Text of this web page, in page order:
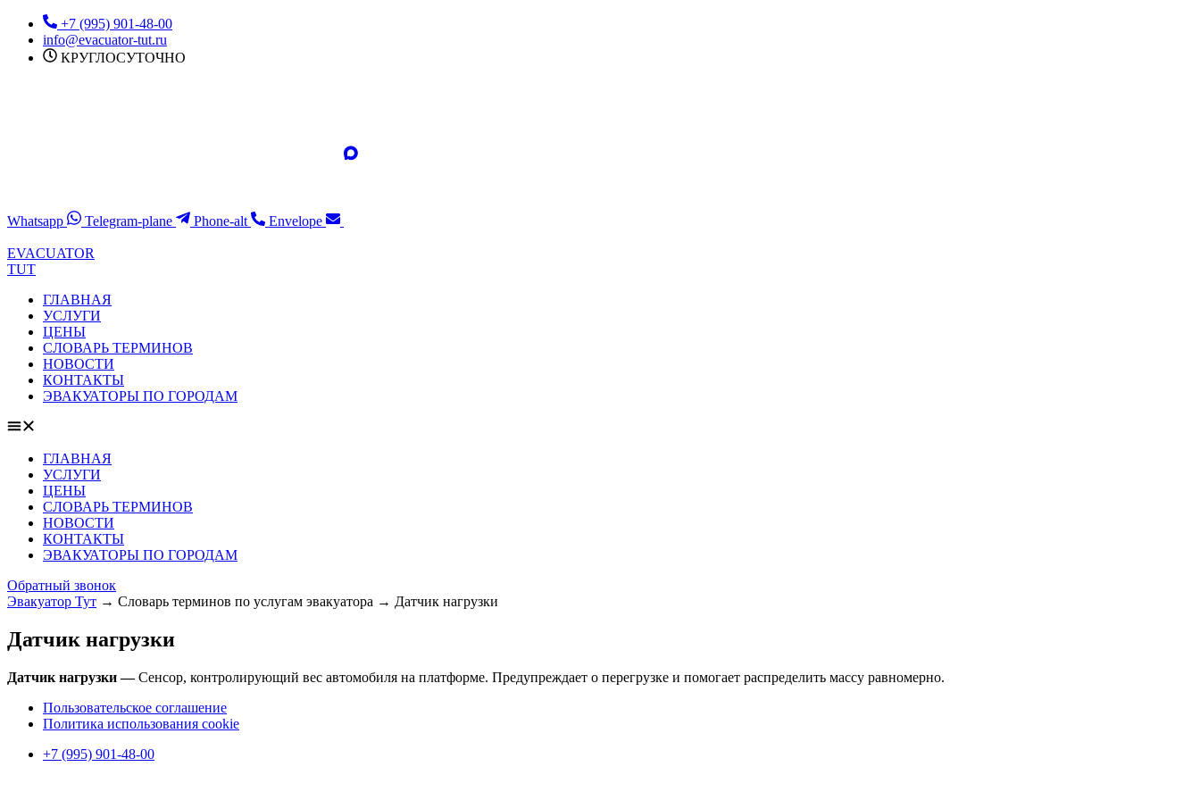
Перейти
содержимому
+7 (995) 901-48-00
info@evacuator-tut.ru
КРУГЛОСУТОЧНО
Whatsapp Telegram-plane Phone-alt Envelope
EVACUATOR
TUT
ГЛАВНАЯ
УСЛУГИ
ЦЕНЫ
СЛОВАРЬ ТЕРМИНОВ
НОВОСТИ
КОНТАКТЫ
ЭВАКУАТОРЫ ПО ГОРОДАМ
ГЛАВНАЯ
УСЛУГИ
ЦЕНЫ
СЛОВАРЬ ТЕРМИНОВ
НОВОСТИ
КОНТАКТЫ
ЭВАКУАТОРЫ ПО ГОРОДАМ
Обратный звонок
Эвакуатор Тут → Словарь терминов по услугам эвакуатора → Датчик нагрузки
Датчик нагрузки
Датчик нагрузки —Сенсор, контролирующий вес автомобиля на платформе. Предупреждает о перегрузке и помогает распределить массу равномерно.
Пользовательское соглашение
Политика использования cookie
+7 (995) 901-48-00